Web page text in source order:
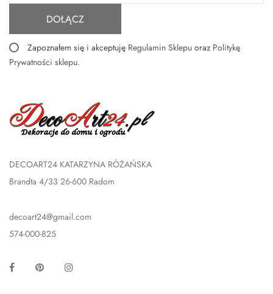
DOŁĄCZ
Zapoznałem się i akceptuję Regulamin Sklepu oraz Politykę
Prywatności sklepu.
DECOART24 KATARZYNA RÓŻAŃSKA
Brandta 4/33 26-600 Radom
decoart24@gmail.com
574-000-825
Facebook Pinterest